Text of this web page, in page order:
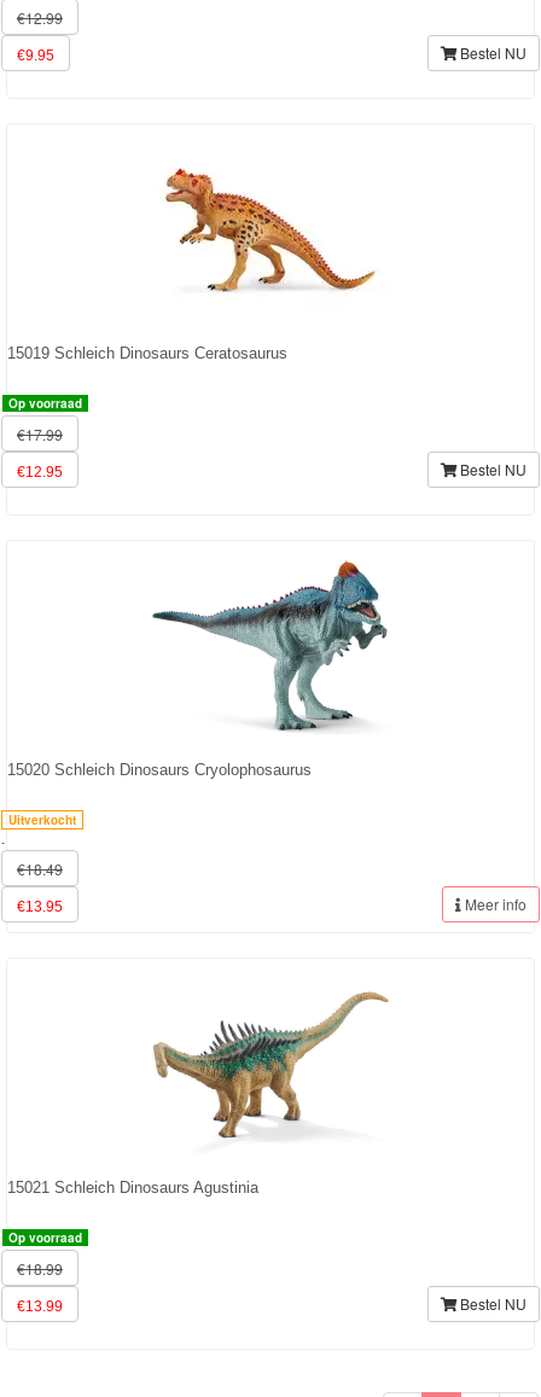
€12.99
€9.95 Bestel NU
15019 Schleich Dinosaurs Ceratosaurus
Op voorraad
€17.99
€12.95 Bestel NU
15020 Schleich Dinosaurs Cryolophosaurus
Uitverkocht
-
€18.49
€13.95 Meer info
15021 Schleich Dinosaurs Agustinia
Op voorraad
€18.99
€13.99 Bestel NU